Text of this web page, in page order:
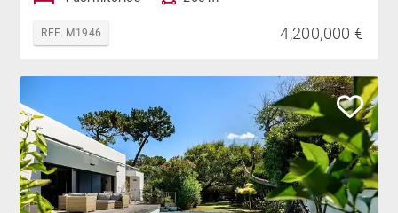
REF. M1946 4,200,000 €